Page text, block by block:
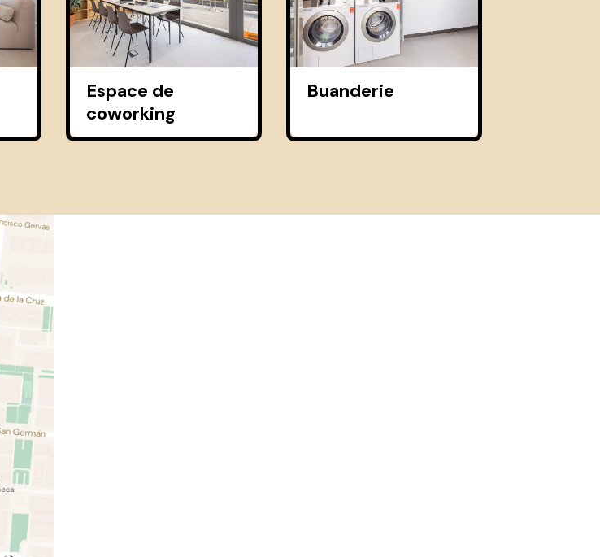
Espace de
coworking
Buanderie